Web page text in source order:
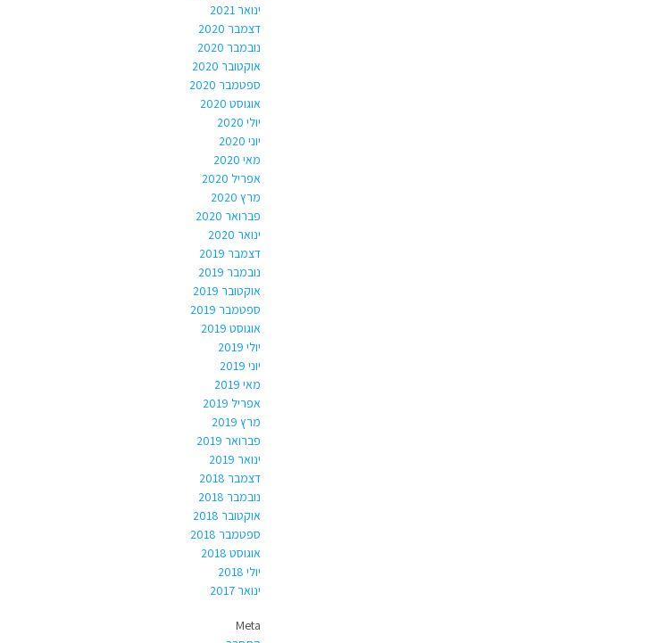
ינואר 2021
דצמבר 2020
נובמבר 2020
אוקטובר 2020
ספטמבר 2020
אוגוסט 2020
יולי 2020
יוני 2020
מאי 2020
אפריל 2020
מרץ 2020
פברואר 2020
ינואר 2020
דצמבר 2019
נובמבר 2019
אוקטובר 2019
ספטמבר 2019
אוגוסט 2019
יולי 2019
יוני 2019
מאי 2019
אפריל 2019
מרץ 2019
פברואר 2019
ינואר 2019
דצמבר 2018
נובמבר 2018
אוקטובר 2018
ספטמבר 2018
אוגוסט 2018
יולי 2018
ינואר 2017
Meta